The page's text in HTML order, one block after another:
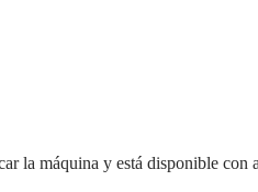
la máquina y está disponible